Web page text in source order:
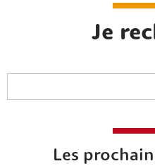
Je
Les